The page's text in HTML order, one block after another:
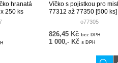
hranatá
250 ks
Víčko s pojistkou pro
77312 až 77350 [500 ks]
o77305
826,45 Kč bez DPH
1 000,- Kč s DPH